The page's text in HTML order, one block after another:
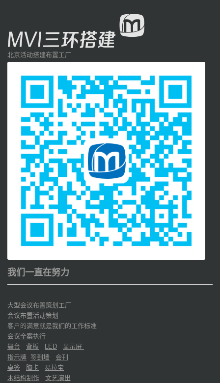
北京活动搭建布置工厂
我们一直在努力
大型会议布置策划工厂
会议布置活动策划
客户的满意就是我们的工作标准
会议全案执行
舞台
背板 LED
显示屏
指示牌 签到墙
会刊
桌签
胸卡
易拉宝
木结构制作
文艺演出